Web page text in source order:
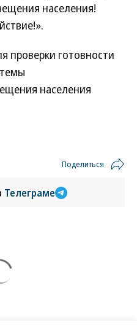
населения!
проверки готовности
населения
Поделиться
Телеграме